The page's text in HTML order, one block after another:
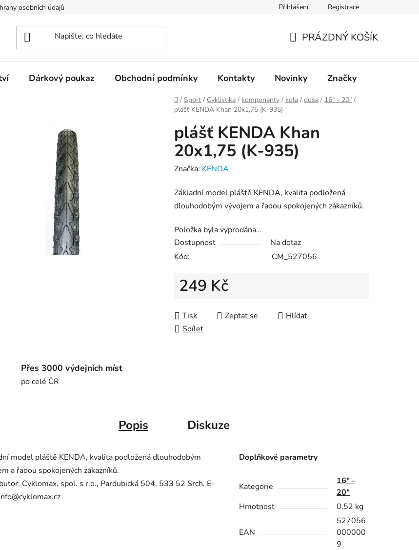
osobních údajů Přihlášení Registrace
KOŠÍK
PRÁZDNÝ KOŠÍK
Dárkový poukaz Obchodní podmínky Kontakty Novinky Značky
Domů
/ Sport / Cyklistika / komponenty / kola / duše / 16" - 20" /
plášť KENDA Khan 20x1,75 (K-935)
plášť KENDA Khan
20x1,75 (K-935)
Značka: KENDA
Základní model pláště KENDA, kvalita podložená
dlouhodobým vývojem a řadou spokojených zákazníků.
Položka byla vyprodána…
Dostupnost
Na dotaz
Kód:
CM_527056
249 Kč
Tisk
Zeptat se
Hlídat
Sdílet
Přes 3000 výdejních míst
po celé ČR
Popis Diskuze
model pláště KENDA, kvalita podložená dlouhodobým
a řadou spokojených zákazníků.
Cyklomax, spol. s r.o., Pardubická 504, 533 52 Srch. E-
Doplňkové parametry
Kategorie
16" -
20"
Hmotnost
0.52 kg
EAN
527056
000000
9